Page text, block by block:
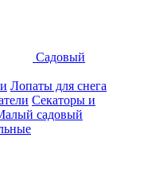
Садовый
Лопаты для снега
Секаторы и
садовый